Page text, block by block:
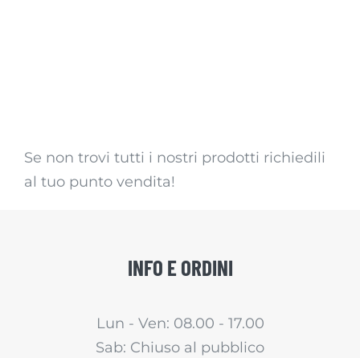
Se non trovi tutti i nostri prodotti richiedili
al tuo punto vendita!
INFO E ORDINI
Lun - Ven: 08.00 - 17.00
Sab: Chiuso al pubblico